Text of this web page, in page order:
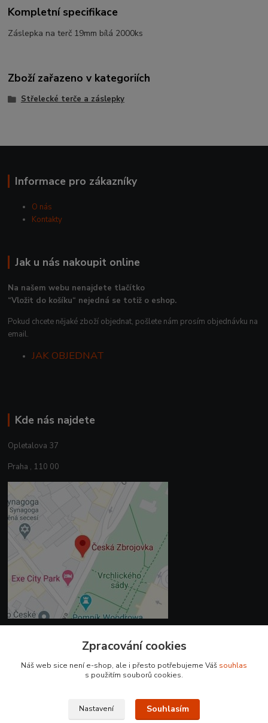
Kompletní specifikace
Záslepka na terč 19mm bílá 2000ks
Zboží zařazeno v kategoriích
Střelecké terče a záslepky
Informace pro zákazníky
O nás
Kontakty
Jak u nás nakoupit online
Na našem webu nenajdete tlačítko
“Vložit do košíku“ nejedná se totiž o eshop.
Pokud chcete nějaké zboží objednat, pošlete nám prosím objednávku na
email.
JAK OBJEDNAT
Kde nás najdete
Opletalova 37
Praha , 110 00
+420 225 375 800
Zpracování cookies
Náš web sice není e-shop, ale i přesto potřebujeme Váš souhlas
s použitím souborů cookies.
Nastavení Souhlasím